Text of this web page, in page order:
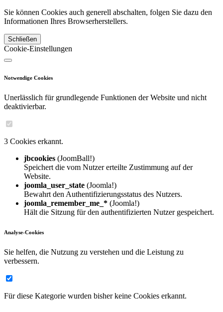
Sie können Cookies auch generell abschalten, folgen Sie dazu den
Informationen Ihres Browserherstellers.
Schließen
Cookie-Einstellungen
Notwendige Cookies
Unerlässlich für grundlegende Funktionen der Website und nicht
deaktivierbar.
3 Cookies erkannt.
jbcookies (JoomBall!)
Speichert die vom Nutzer erteilte Zustimmung auf der
Website.
joomla_user_state (Joomla!)
Bewahrt den Authentifizierungsstatus des Nutzers.
joomla_remember_me_* (Joomla!)
Hält die Sitzung für den authentifizierten Nutzer gespeichert.
Analyse-Cookies
Sie helfen, die Nutzung zu verstehen und die Leistung zu
verbessern.
Für diese Kategorie wurden bisher keine Cookies erkannt.